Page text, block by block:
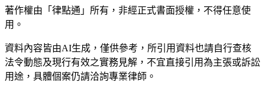
著作權由「律點通」所有，非經正式書面授權，不得任意使
用。
資料內容皆由AI生成，僅供參考，所引用資料也請自行查核
法令動態及現行有效之實務見解，不宜直接引用為主張或訴訟
用途，具體個案仍請洽詢專業律師。